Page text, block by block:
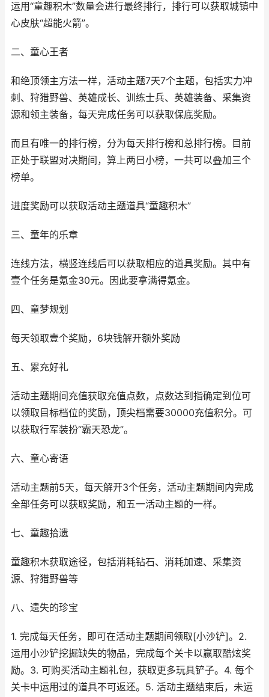
运用“童趣积木”数量会进行最终排行，排行可以获取城镇中
心皮肤“超能火箭”。
二、童心王者
和绝顶领主方法一样，活动主题7天7个主题，包括实力冲
刺、狩猎野兽、英雄成长、训练士兵、英雄装备、采集资
源和领主装备，每天完成任务可以获取保底奖励。
而且有唯一的排行榜，分为每天排行榜和总排行榜。目前
正处于联盟对决期间，算上两日小榜，一共可以叠加三个
榜单。
进度奖励可以获取活动主题道具“童趣积木”
三、童年的乐章
连线方法，横竖连线后可以获取相应的道具奖励。其中有
壹个任务是氪金30元。因此要拿满得氪金。
四、童梦规划
每天领取壹个奖励，6块钱解开额外奖励
五、累充好礼
活动主题期间充值获取充值点数，点数达到指确定到位可
以领取目标档位的奖励，顶尖档需要30000充值积分。可
以获取行军装扮“霸天恐龙”。
六、童心寄语
活动主题前5天，每天解开3个任务，活动主题期间内完成
全部任务可以获取奖励，和五一活动主题的一样。
七、童趣拾遗
童趣积木获取途径，包括消耗钻石、消耗加速、采集资
源、狩猎野兽等
八、遗失的珍宝
1. 完成每天任务，即可在活动主题期间领取[小沙铲]。2.
运用小沙铲挖掘缺失的物品，完成每个关卡以赢取酷炫奖
励。3. 可购买活动主题礼包，获取更多玩具铲子。4. 每个
关卡中运用过的道具不可返还。5. 活动主题结束后，未运